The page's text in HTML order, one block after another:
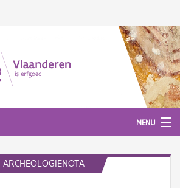
MENU
ARCHEOLOGIENOTA